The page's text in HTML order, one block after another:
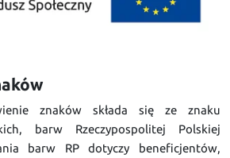
znaków składa się ze znaku
barw Rzeczypospolitej Polskiej
barw RP dotyczy beneficjentów,